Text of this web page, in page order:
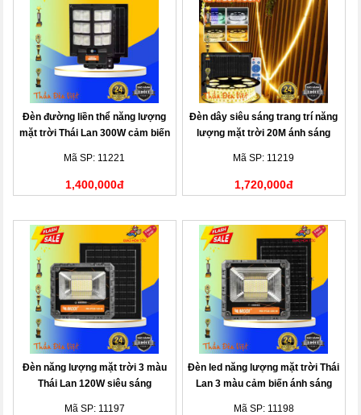
Đèn đường liền thể năng lượng
mặt trời Thái Lan 300W cảm biến
Mã SP: 11221
1,400,000đ
Đèn dây siêu sáng trang trí năng
lượng mặt trời 20M ánh sáng
Mã SP: 11219
1,720,000đ
Đèn năng lượng mặt trời 3 màu
Thái Lan 120W siêu sáng
Mã SP: 11197
Đèn led năng lượng mặt trời Thái
Lan 3 màu cảm biến ánh sáng
Mã SP: 11198